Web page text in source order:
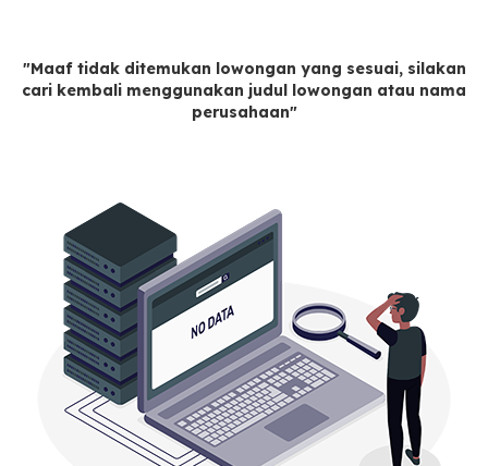
"Maaf tidak ditemukan lowongan yang sesuai, silakan
cari kembali menggunakan judul lowongan atau nama
perusahaan"